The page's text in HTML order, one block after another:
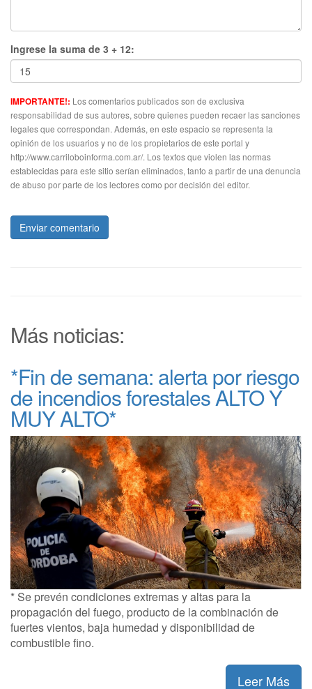
Ingrese la suma de 3 + 12:
IMPORTANTE!: Los comentarios publicados son de exclusiva
responsabilidad de sus autores, sobre quienes pueden recaer las sanciones
legales que correspondan. Además, en este espacio se representa la
opinión de los usuarios y no de los propietarios de este portal y
http://www.carriloboinforma.com.ar/. Los textos que violen las normas
establecidas para este sitio serían eliminados, tanto a partir de una denuncia
de abuso por parte de los lectores como por decisión del editor.
Enviar comentario
Más noticias:
*Fin de semana: alerta por riesgo
de incendios forestales ALTO Y
MUY ALTO*
* Se prevén condiciones extremas y altas para la
propagación del fuego, producto de la combinación de
fuertes vientos, baja humedad y disponibilidad de
combustible fino.
Leer Más